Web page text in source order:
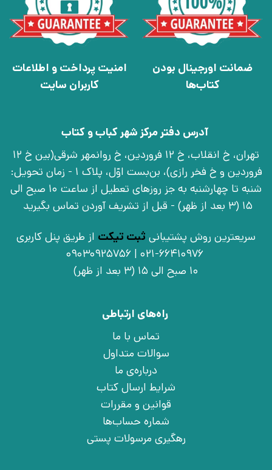
ضمانت اورجینال بودن
کتاب‌ها
امنیت پرداخت و اطلاعات
کاربران سایت
آدرس دفتر مرکز شهر کباب و کتاب
تهران، خ انقلاب، خ 12 فروردین، خ روانمهر شرقی(بین خ 12
فروردین و خ فخر رازی)، بن‌بست اوّل، پلاک 1 - زمان تحویل:
شنبه تا چهارشنبه به جز روزهای تعطیل از ساعت 10 صبح الی
15 (3 بعد از ظهر) - قبل از تشریف آوردن تماس بگیرید
سریعترین روش پشتیبانی ثبت تیکت از طریق پنل کاربری
021-66410976 | 09030925756
10 صبح الی 15 (3 بعد از ظهر)
راه‌های ارتباطی
تماس با ما
سوالات متداول
درباره‌ی ما
شرایط ارسال کتاب
قوانین و مقررات
شماره حساب‌ها
رهگیری مرسولات پستی